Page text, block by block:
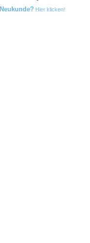
Neukunde? Hier klicken!